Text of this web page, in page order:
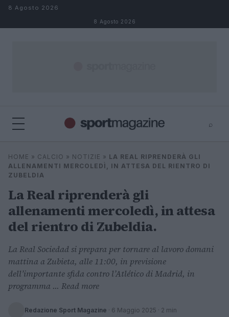
Salta al contenuto
8 Agosto 2026
8 Agosto 2026
⌕
Cerca
⌕
HOME » CALCIO » NOTIZIE » LA REAL RIPRENDERÀ GLI
ALLENAMENTI MERCOLEDÌ, IN ATTESA DEL RIENTRO DI
ZUBELDIA
La Real riprenderà gli
allenamenti mercoledì, in attesa
del rientro di Zubeldia.
La Real Sociedad si prepara per tornare al lavoro domani
mattina a Zubieta, alle 11:00, in previsione
dell’importante sfida contro l’Atlético di Madrid, in
programma ... Read more
Redazione Sport Magazine · 6 Maggio 2025 · 2 min